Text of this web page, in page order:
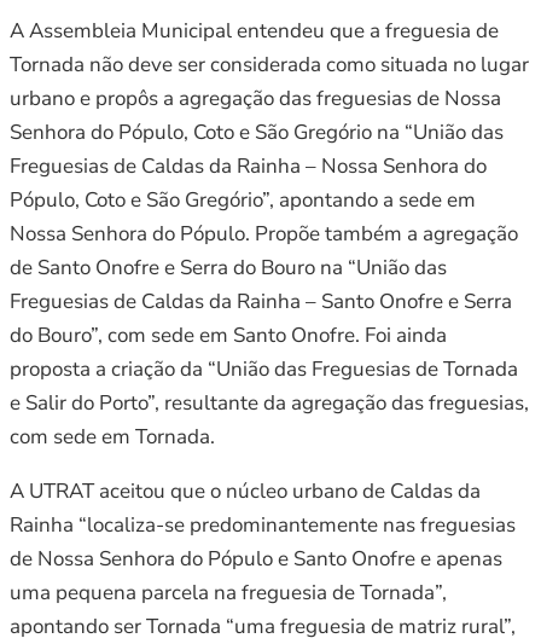
A Assembleia Municipal entendeu que a freguesia de
Tornada não deve ser considerada como situada no lugar
urbano e propôs a agregação das freguesias de Nossa
Senhora do Pópulo, Coto e São Gregório na “União das
Freguesias de Caldas da Rainha – Nossa Senhora do
Pópulo, Coto e São Gregório”, apontando a sede em
Nossa Senhora do Pópulo. Propõe também a agregação
de Santo Onofre e Serra do Bouro na “União das
Freguesias de Caldas da Rainha – Santo Onofre e Serra
do Bouro”, com sede em Santo Onofre. Foi ainda
proposta a criação da “União das Freguesias de Tornada
e Salir do Porto”, resultante da agregação das freguesias,
com sede em Tornada.
A UTRAT aceitou que o núcleo urbano de Caldas da
Rainha “localiza-se predominantemente nas freguesias
de Nossa Senhora do Pópulo e Santo Onofre e apenas
uma pequena parcela na freguesia de Tornada”,
apontando ser Tornada “uma freguesia de matriz rural”,